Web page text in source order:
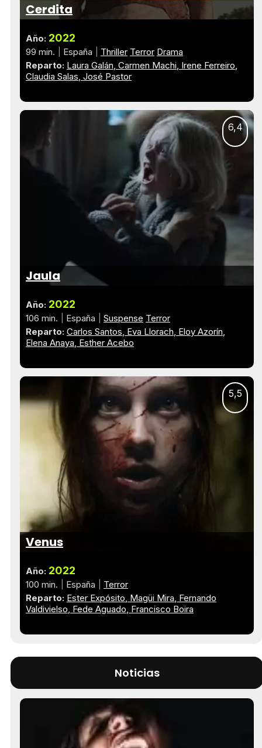
Cerdita
Año: 2022
99 min. España Thriller Terror Drama
Reparto: Laura Galán Carmen Machi Irene Ferreiro
Claudia Salas José Pastor
6,4
Jaula
Año: 2022
106 min. España Suspense Terror
Reparto: Carlos Santos Eva Llorach Eloy Azorín
Elena Anaya Esther Acebo
5,5
Venus
Año: 2022
100 min. España
Terror
Reparto: Ester Expósito Magüi Mira Fernando
Valdivielso Fede Aguado Francisco Boira
Noticias